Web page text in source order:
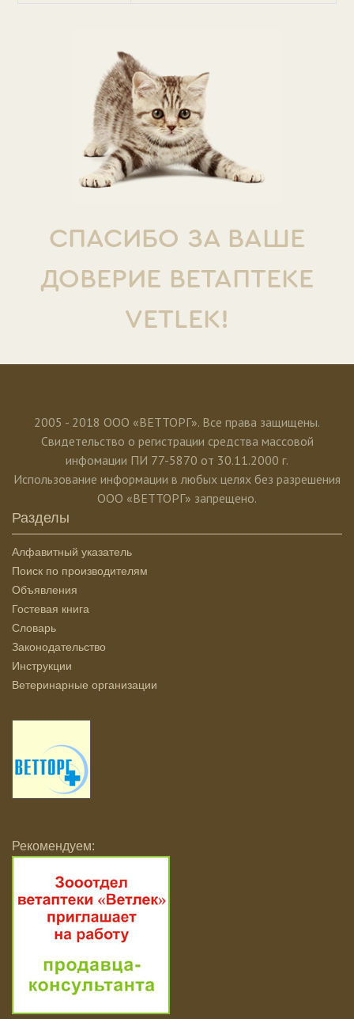
СПАСИБО ЗА ВАШЕ
ДОВЕРИЕ ВЕТАПТЕКЕ
VETLEK!
2005 - 2018 ООО «ВЕТТОРГ». Все права защищены.
Свидетельство о регистрации средства массовой
инфомации ПИ 77-5870 от 30.11.2000 г.
Использование информации в любых целях без разрешения
ООО «ВЕТТОРГ» запрещено.
Разделы
Алфавитный указатель
Поиск по производителям
Объявления
Гостевая книга
Словарь
Законодательство
Инструкции
Ветеринарные организации
Рекомендуем: